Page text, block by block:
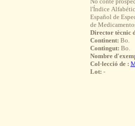
l'Índice
Español de
de
Director tècnic
Continent: Bo.
Contingut: Bo.
Nombre
Col·lecció de :
Lot: -